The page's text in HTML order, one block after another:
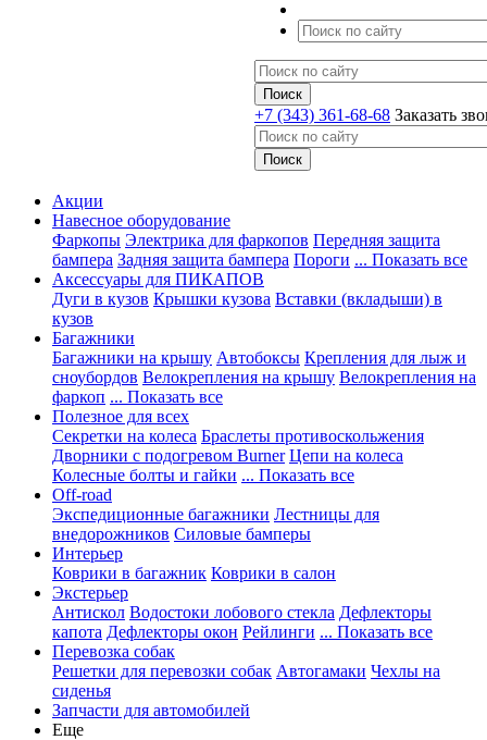
+7 (343) 361-68-68 Заказать
Акции
Навесное оборудование
Фаркопы Электрика для фаркопов Передняя защита
бампера Задняя защита бампера Пороги ... Показать все
Аксессуары для ПИКАПОВ
Дуги в кузов Крышки кузова Вставки (вкладыши) в
кузов
Багажники
Багажники на крышу Автобоксы Крепления для лыж и
сноубордов Велокрепления на крышу Велокрепления на
фаркоп ... Показать все
Полезное для всех
Секретки на колеса Браслеты противоскольжения
Дворники с подогревом Burner Цепи на колеса
Колесные болты и гайки ... Показать все
Off-road
Экспедиционные багажники Лестницы для
внедорожников Силовые бамперы
Интерьер
Коврики в багажник Коврики в салон
Экстерьер
Антискол Водостоки лобового стекла Дефлекторы
капота Дефлекторы окон Рейлинги ... Показать все
Перевозка собак
Решетки для перевозки собак Автогамаки Чехлы на
сиденья
Запчасти для автомобилей
Еще